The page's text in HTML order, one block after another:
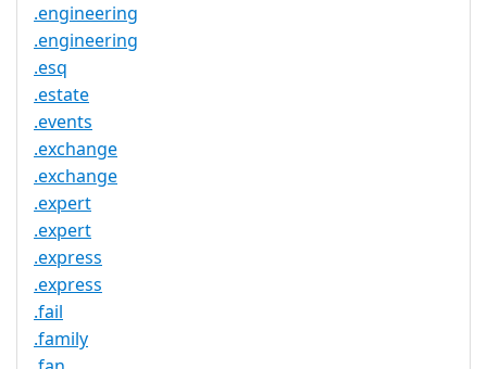
.engineering
.engineering
.esq
.estate
.events
.exchange
.exchange
.expert
.expert
.express
.express
.fail
.family